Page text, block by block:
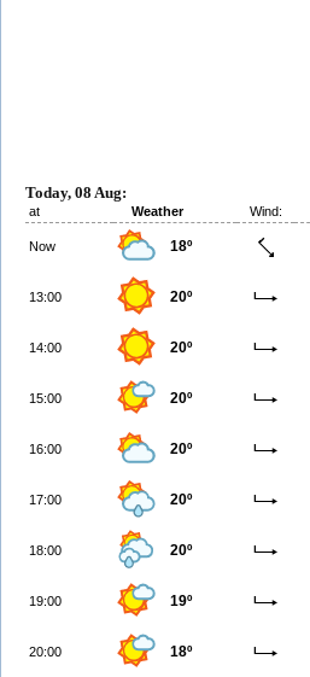
Today, 08 Aug:
at Weather Wind:
Now 18º
13:00 20º
14:00 20º
15:00 20º
16:00 20º
17:00 20º
18:00 20º
19:00 19º
20:00 18º